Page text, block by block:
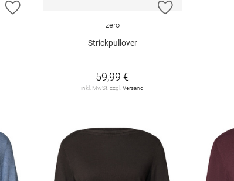
ZUR WUNSCHLISTE HINZUFÜGEN
zero
Strickpullover
59,99 €
inkl. MwSt. zzgl.Versand